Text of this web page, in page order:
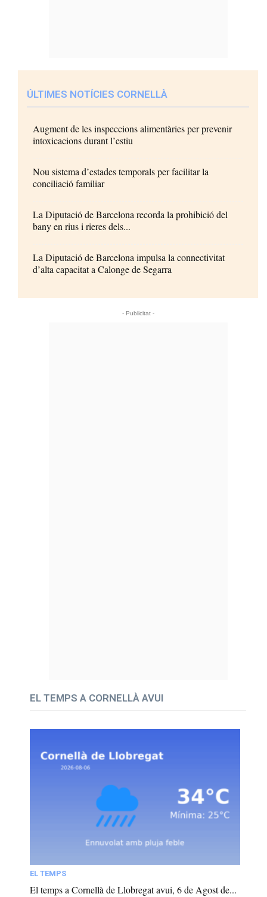
ÚLTIMES NOTÍCIES CORNELLÀ
Augment de les inspeccions alimentàries per prevenir
intoxicacions durant l’estiu
Nou sistema d’estades temporals per facilitar la
conciliació familiar
La Diputació de Barcelona recorda la prohibició del
bany en rius i rieres dels...
La Diputació de Barcelona impulsa la connectivitat
d’alta capacitat a Calonge de Segarra
- Publicitat -
EL TEMPS A CORNELLÀ AVUI
EL TEMPS
El temps a Cornellà de Llobregat avui, 6 de Agost de...